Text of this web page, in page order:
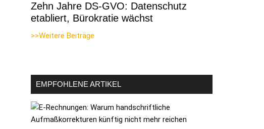
Zehn Jahre DS-GVO: Datenschutz
etabliert, Bürokratie wächst
>>Weitere Beiträge
EMPFOHLENE ARTIKEL